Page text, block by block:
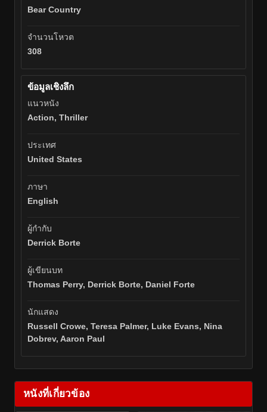
Bear Country
จำนวนโหวต
308
ข้อมูลเชิงลึก
แนวหนัง
Action, Thriller
ประเทศ
United States
ภาษา
English
ผู้กำกับ
Derrick Borte
ผู้เขียนบท
Thomas Perry, Derrick Borte, Daniel Forte
นักแสดง
Russell Crowe, Teresa Palmer, Luke Evans, Nina
Dobrev, Aaron Paul
หนังที่เกี่ยวข้อง